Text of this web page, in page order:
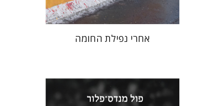
אחרי נפילת החומה